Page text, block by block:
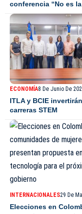
conferencia “No es
ECONOMÍA8 De Junio De
ITLA y BCIE
carreras STEM
INTERNACIONALES29 De
Elecciones en